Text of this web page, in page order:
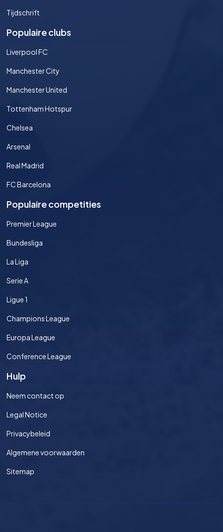
Tijdschrift
Populaire clubs
Liverpool FC
Manchester City
Manchester United
Tottenham Hotspur
Chelsea
Arsenal
Real Madrid
FC Barcelona
Populaire competities
Premier League
Bundesliga
La Liga
Serie A
Ligue 1
Champions League
Europa League
Conference League
Hulp
Neem contact op
Legal Notice
Privacybeleid
Algemene voorwaarden
Sitemap